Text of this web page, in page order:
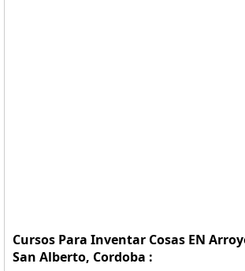
Cursos Para Inventar Cosas EN
San Alberto, Cordoba :